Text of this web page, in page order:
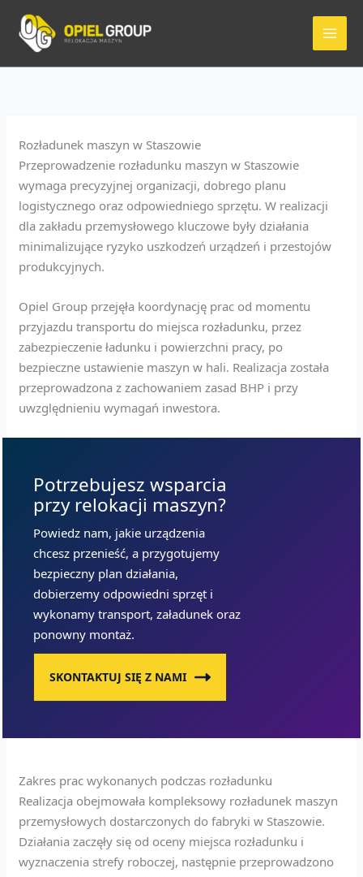
treści
Rozładunek maszyn w Staszowie
Przeprowadzenie rozładunku maszyn w Staszowie
wymaga precyzyjnej organizacji, dobrego planu
logistycznego oraz odpowiedniego sprzętu. W realizacji
dla zakładu przemysłowego kluczowe były działania
minimalizujące ryzyko uszkodzeń urządzeń i przestojów
produkcyjnych.
Opiel Group przejęła koordynację prac od momentu
przyjazdu transportu do miejsca rozładunku, przez
zabezpieczenie ładunku i powierzchni pracy, po
bezpieczne ustawienie maszyn w hali. Realizacja została
przeprowadzona z zachowaniem zasad BHP i przy
uwzględnieniu wymagań inwestora.
Potrzebujesz wsparcia
przy relokacji maszyn?
Powiedz nam, jakie urządzenia
chcesz przenieść, a przygotujemy
bezpieczny plan działania,
dobierzemy odpowiedni sprzęt i
wykonamy transport, załadunek oraz
ponowny montaż.
SKONTAKTUJ SIĘ Z NAMI
Zakres prac wykonanych podczas rozładunku
Realizacja obejmowała kompleksowy rozładunek maszyn
przemysłowych dostarczonych do fabryki w Staszowie.
Działania zaczęły się od oceny miejsca rozładunku i
wyznaczenia strefy roboczej, następnie przeprowadzono